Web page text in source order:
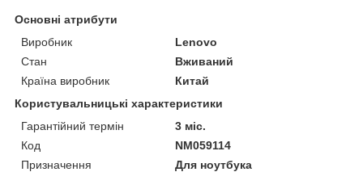
Основні атрибути
Виробник
Lenovo
Стан
Вживаний
Країна виробник
Китай
Користувальницькі характеристики
Гарантійний термін
3 міс.
Код
NM059114
Призначення
Для ноутбука